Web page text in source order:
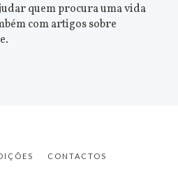
quem procura uma vida
com artigos sobre
CONTACTOS